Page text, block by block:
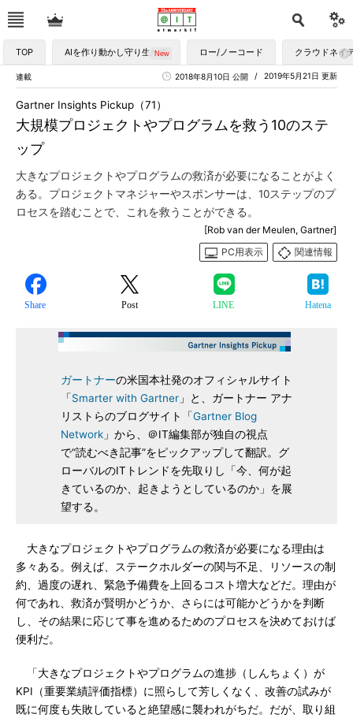
TOP AIを作り動かし守り生かす ロー/ノーコード クラウドネイ
連載 2019年5月21日 更新
2018年8月10日 公開
大規模プロジェクトやプログラムを救う10のステ
ップ
Gartner Insights Pickup（71）
大きなプロジェクトやプログラムの救済が必要になることがよく
ある。プロジェクトマネジャーやスポンサーは、10ステップのプ
ロセスを踏むことで、これを救うことができる。
[Rob van der Meulen, Gartner]
PC用表示
関連情報
Share Post LINE Hatena
ガートナーの米国本社発のオフィシャルサイト
「Smarter with Gartner」と、ガートナー アナ
リストらのブログサイト「Gartner Blog
Network」から、＠IT編集部が独自の視点
で“読むべき記事”をピックアップして翻訳。グ
ローバルのITトレンドを先取りし「今、何が起
きているのか、起きようとしているのか」を展
望する。
大きなプロジェクトやプログラムの救済が必要になる理由は
多々ある。例えば、ステークホルダーの関与不足、リソースの制
約、過度の遅れ、緊急予備費を上回るコスト増大などだ。理由が
何であれ、救済が賢明かどうか、さらには可能かどうかを判断
し、その結果に応じて事を進めるためのプロセスを決めておけば
便利だ。
「大きなプロジェクトやプログラムの進捗（しんちょく）が
KPI（重要業績評価指標）に照らして芳しくなく、改善の試みが
既に何度も失敗していると絶望感に襲われがちだ。だが、取り組